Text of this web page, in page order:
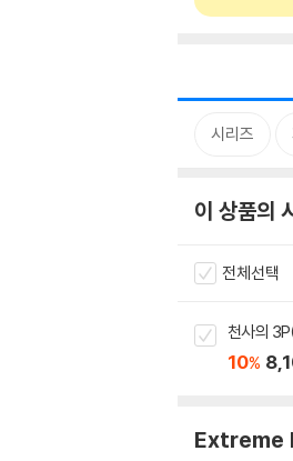
시리즈
이 상품의
전체선택
천사의
10%
Extreme